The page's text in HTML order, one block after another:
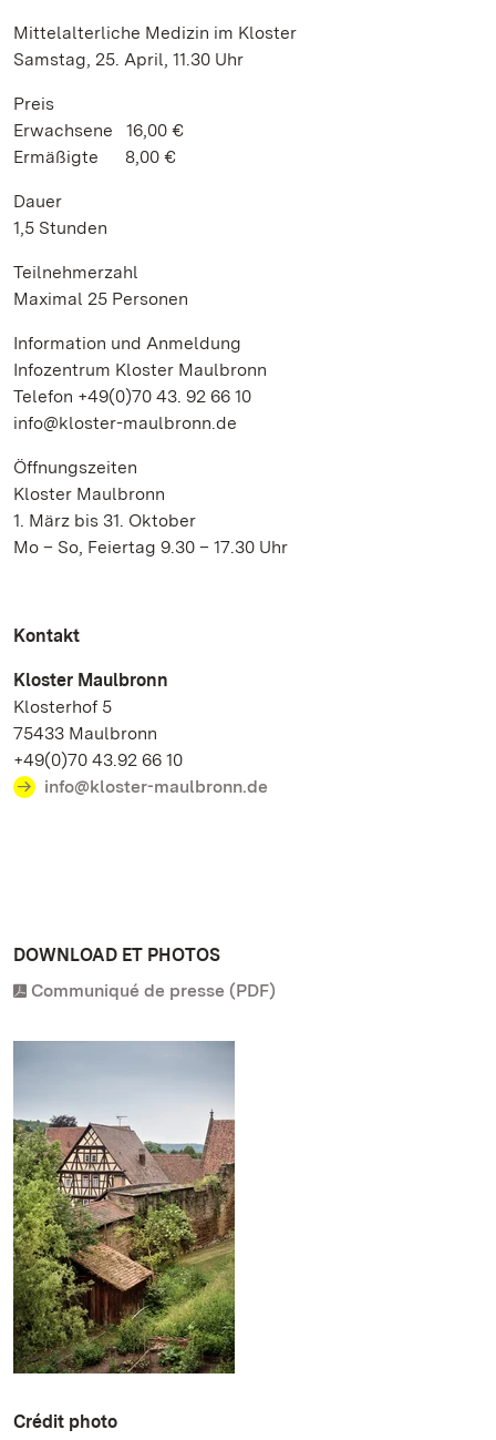
Mittelalterliche Medizin im Kloster
Samstag, 25. April, 11.30 Uhr
Preis
Erwachsene 16,00 €
Ermäßigte 8,00 €
Dauer
1,5 Stunden
Teilnehmerzahl
Maximal 25 Personen
Information und Anmeldung
Infozentrum Kloster Maulbronn
Telefon +49(0)70 43. 92 66 10
info@kloster-maulbronn.de
Öffnungszeiten
Kloster Maulbronn
1. März bis 31. Oktober
Mo – So, Feiertag 9.30 – 17.30 Uhr
Kontakt
Kloster Maulbronn
Klosterhof 5
75433 Maulbronn
+49(0)70 43.92 66 10
info@kloster-maulbronn.de
DOWNLOAD ET PHOTOS
Communiqué de presse (PDF)
Crédit photo